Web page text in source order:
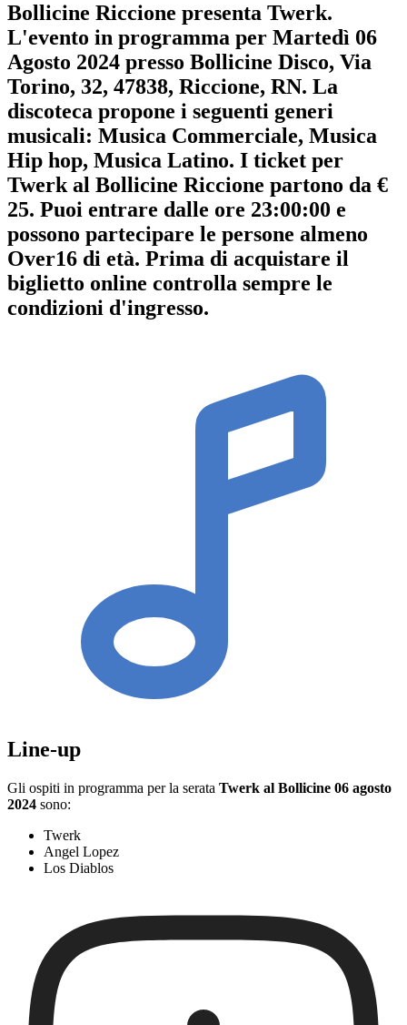
Bollicine Riccione presenta Twerk.
L'evento in programma per Martedì 06
Agosto 2024 presso Bollicine Disco, Via
Torino, 32, 47838, Riccione, RN. La
discoteca propone i seguenti generi
musicali: Musica Commerciale, Musica
Hip hop, Musica Latino. I ticket per
Twerk al Bollicine Riccione partono da €
25. Puoi entrare dalle ore 23:00:00 e
possono partecipare le persone almeno
Over16 di età. Prima di acquistare il
biglietto online controlla sempre le
condizioni d'ingresso.
Line-up
Gli ospiti in programma per la serata Twerk al Bollicine 06 agosto
2024 sono:
Twerk
Angel Lopez
Los Diablos